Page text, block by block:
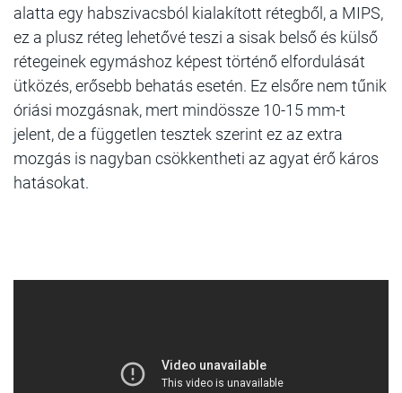
alatta egy habszivacsból kialakított rétegből, a MIPS,
ez a plusz réteg lehetővé teszi a sisak belső és külső
rétegeinek egymáshoz képest történő elfordulását
ütközés, erősebb behatás esetén. Ez elsőre nem tűnik
óriási mozgásnak, mert mindössze 10-15 mm-t
jelent, de a független tesztek szerint ez az extra
mozgás is nagyban csökkentheti az agyat érő káros
hatásokat.